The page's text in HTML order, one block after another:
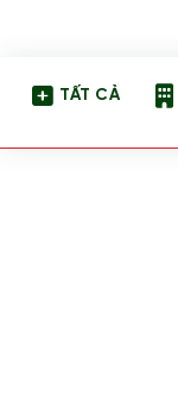
TẤT CẢ